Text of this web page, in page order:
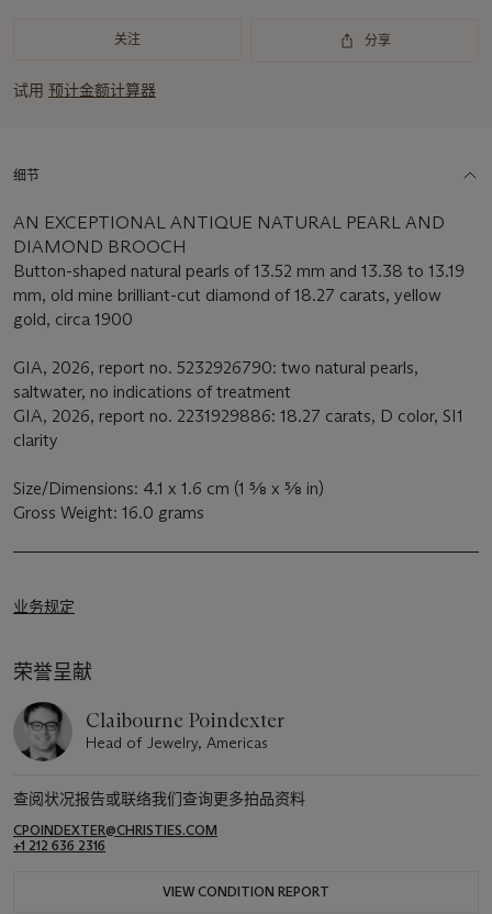
关注 分享
试用 预计金额计算器
细节
AN EXCEPTIONAL ANTIQUE NATURAL PEARL AND
DIAMOND BROOCH
Button-shaped natural pearls of 13.52 mm and 13.38 to 13.19
mm, old mine brilliant-cut diamond of 18.27 carats, yellow
gold, circa 1900
GIA, 2026, report no. 5232926790: two natural pearls,
saltwater, no indications of treatment
GIA, 2026, report no. 2231929886: 18.27 carats, D color, SI1
clarity
Size/Dimensions: 4.1 x 1.6 cm (1 5⁄8 x 5⁄8 in)
Gross Weight: 16.0 grams
业务规定
荣誉呈献
Claibourne Poindexter
Head of Jewelry, Americas
查阅状况报告或联络我们查询更多拍品资料
CPOINDEXTER@CHRISTIES.COM
+1 212 636 2316
VIEW CONDITION REPORT